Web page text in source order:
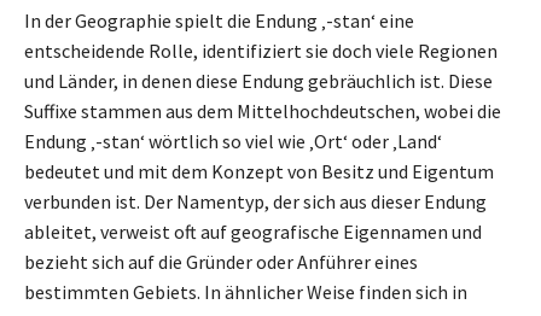
In der Geographie spielt die Endung ‚-stan‘ eine
entscheidende Rolle, identifiziert sie doch viele Regionen
und Länder, in denen diese Endung gebräuchlich ist. Diese
Suffixe stammen aus dem Mittelhochdeutschen, wobei die
Endung ‚-stan‘ wörtlich so viel wie ‚Ort‘ oder ‚Land‘
bedeutet und mit dem Konzept von Besitz und Eigentum
verbunden ist. Der Namentyp, der sich aus dieser Endung
ableitet, verweist oft auf geografische Eigennamen und
bezieht sich auf die Gründer oder Anführer eines
bestimmten Gebiets. In ähnlicher Weise finden sich in